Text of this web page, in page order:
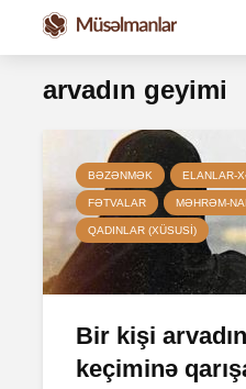
arvadın geyimi
BƏZƏNMƏK ELANLAR-
FƏTVALAR MƏHRƏM-
QADINLAR (XÜSUSI)
Bir kişi
keçiminə